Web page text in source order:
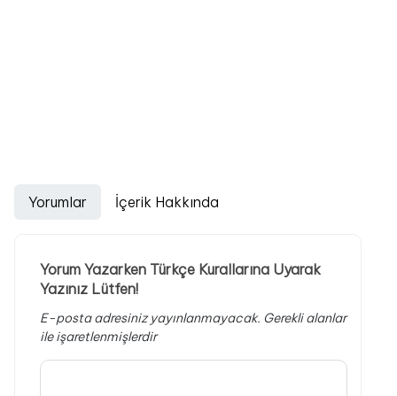
Yorumlar İçerik Hakkında
Yorum Yazarken Türkçe Kurallarına Uyarak
Yazınız Lütfen!
E-posta adresiniz yayınlanmayacak. Gerekli alanlar
ile işaretlenmişlerdir